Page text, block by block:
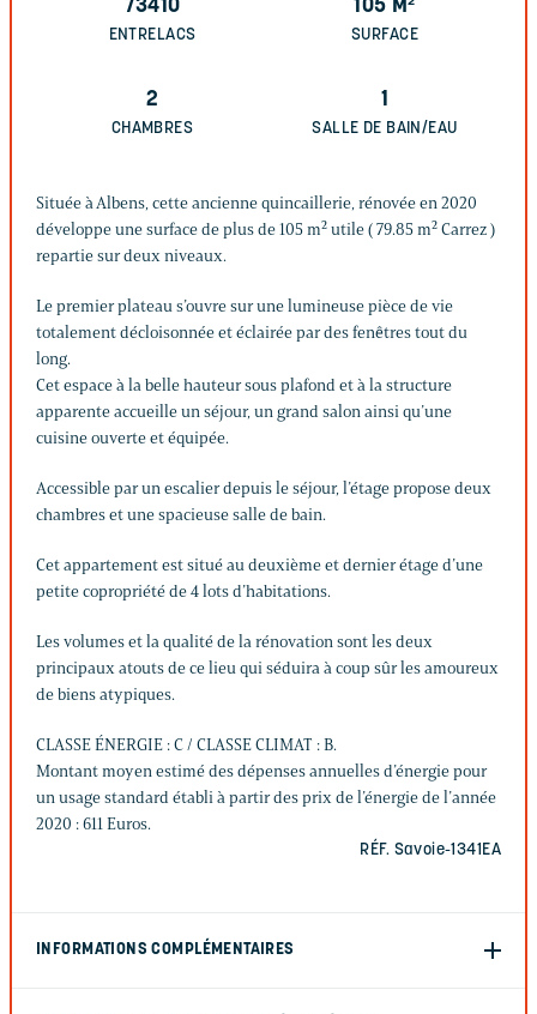
73410
ENTRELACS
105 M²
SURFACE
2
CHAMBRES
1
SALLE DE BAIN/EAU
Située à Albens, cette ancienne quincaillerie, rénovée en 2020
développe une surface de plus de 105 m² utile ( 79.85 m² Carrez )
repartie sur deux niveaux.
Le premier plateau s’ouvre sur une lumineuse pièce de vie
totalement décloisonnée et éclairée par des fenêtres tout du
long.
Cet espace à la belle hauteur sous plafond et à la structure
apparente accueille un séjour, un grand salon ainsi qu’une
cuisine ouverte et équipée.
Accessible par un escalier depuis le séjour, l’étage propose deux
chambres et une spacieuse salle de bain.
Cet appartement est situé au deuxième et dernier étage d’une
petite copropriété de 4 lots d’habitations.
Les volumes et la qualité de la rénovation sont les deux
principaux atouts de ce lieu qui séduira à coup sûr les amoureux
de biens atypiques.
CLASSE ÉNERGIE : C / CLASSE CLIMAT : B.
Montant moyen estimé des dépenses annuelles d’énergie pour
un usage standard établi à partir des prix de l’énergie de l’année
2020 : 611 Euros.
RÉF. Savoie-1341EA
INFORMATIONS COMPLÉMENTAIRES